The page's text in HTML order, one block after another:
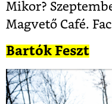
Mikor?
Magvető Café.
Bartók Feszt